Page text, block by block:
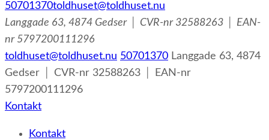
50701370toldhuset@toldhuset.nu
Langgade 63, 4874 Gedser │ CVR-nr 32588263 │ EAN-
nr 5797200111296
toldhuset@toldhuset.nu 50701370 Langgade 63, 4874
Gedser │ CVR-nr 32588263 │ EAN-nr
5797200111296
Kontakt
Kontakt